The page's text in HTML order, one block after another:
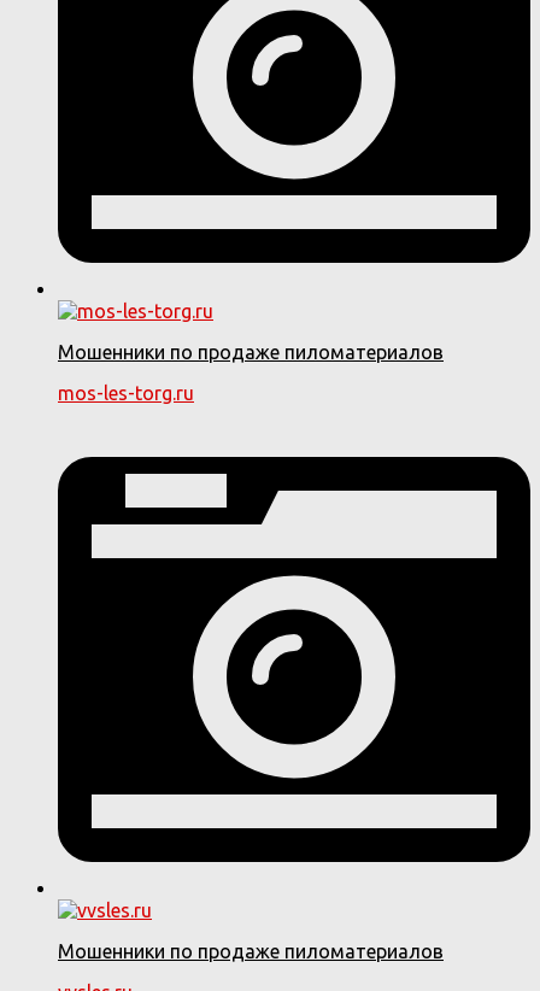
Мошенники по продаже пиломатериалов
mos-les-torg.ru
Мошенники по продаже пиломатериалов